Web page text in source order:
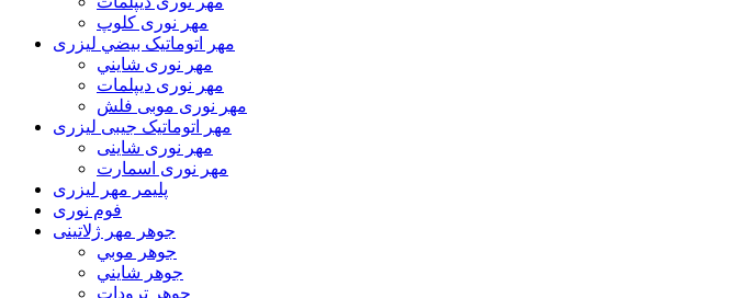
مهر نوری کلوپ
مهر اتوماتیک بيضي لیزری
مهر نوری شايني
مهر نوری دیپلمات
مهر نوری موبی فلش
مهر اتوماتیک جیبی لیزری
مهر نوری شاینی
مهر نوری اسمارت
پلیمر مهر لیزری
فوم نوری
جوهر مهر ژلاتینی
جوهر موبي
جوهر شايني
جوهر ترودات